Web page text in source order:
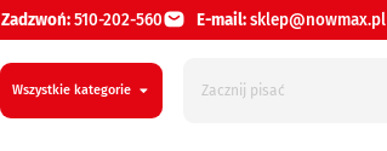
Zadzwoń:510-202-560 E-mail:sklep@nowmax.pl
Wszystkie kategorie